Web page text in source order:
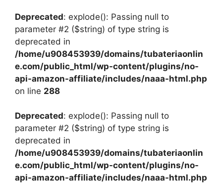
Deprecated: explode(): Passing null to
parameter #2 ($string) of type string is
deprecated in
/home/u908453939/domains/tubateriaonlin
e.com/public_html/wp-content/plugins/no-
api-amazon-affiliate/includes/naaa-html.php
on line 288
Deprecated: explode(): Passing null to
parameter #2 ($string) of type string is
deprecated in
/home/u908453939/domains/tubateriaonlin
e.com/public_html/wp-content/plugins/no-
api-amazon-affiliate/includes/naaa-html.php